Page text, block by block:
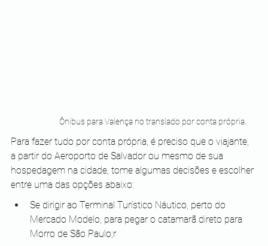
Ônibus para Valença no translado por conta própria.
Para fazer tudo por conta própria, é preciso que o viajante,
a partir do Aeroporto de Salvador ou mesmo de sua
hospedagem na cidade, tome algumas decisões e escolher
entre uma das opções abaixo:
Se dirigir ao Terminal Turístico Náutico, perto do
Mercado Modelo, para pegar o catamarã direto para
Morro de São Paulo;r